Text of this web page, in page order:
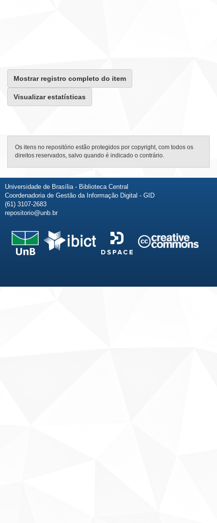
Mostrar registro completo do item
Visualizar estatísticas
Os itens no repositório estão protegidos por copyright, com todos os
direitos reservados, salvo quando é indicado o contrário.
Universidade de Brasília - Biblioteca Central
Coordenadoria de Gestão da Informação Digital - GID
(61) 3107-2683
repositorio@unb.br